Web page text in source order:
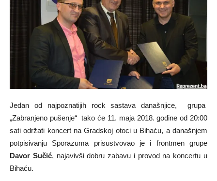
Jedan od najpoznatijih rock sastava današnjice, grupa
„Zabranjeno pušenje“ tako će 11. maja 2018. godine od 20:00
sati održati koncert na Gradskoj otoci u Bihaću, a današnjem
potpisivanju Sporazuma prisustvovao je i frontmen grupe
Davor Sučić, najavivši dobru zabavu i provod na koncertu u
Bihaću.